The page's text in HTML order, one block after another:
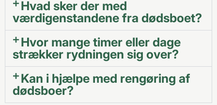
Hvad sker der med
værdigenstandene fra dødsboet?
Hvor mange timer eller dage
strækker rydningen sig over?
Kan i hjælpe med rengøring af
dødsboer?